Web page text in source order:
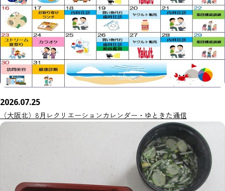
2026.07.25
（大阪北）8月レクリエーションカレンダー・ゆときた通信